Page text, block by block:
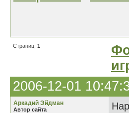
Страниц: 1
2006-12-01
Аркадий Эйдман
Автор сайта